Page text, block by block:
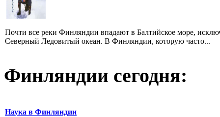
Почти все реки Финляндии впадают в Балтийское море,
Северный Ледовитый океан. В Финляндии, которую часто...
Финляндии сегодня:
Наука в Финляндии